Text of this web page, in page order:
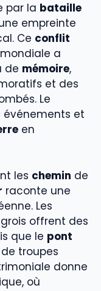
par la bataille
empreinte
Ce conflit
a
de mémoire,
et des
Le
événements et
en
les chemin de
raconte une
Les
offrent des
que le pont
troupes
donne
où